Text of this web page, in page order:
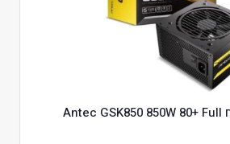
ספק כוח למחשב נייח Antec GSK850 850W 80+ Full